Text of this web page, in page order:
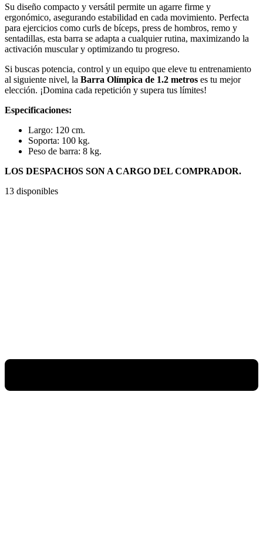
Su diseño compacto y versátil permite un agarre firme y
ergonómico, asegurando estabilidad en cada movimiento. Perfecta
para ejercicios como curls de bíceps, press de hombros, remo y
sentadillas, esta barra se adapta a cualquier rutina, maximizando la
activación muscular y optimizando tu progreso.
Si buscas potencia, control y un equipo que eleve tu entrenamiento
al siguiente nivel, la Barra Olímpica de 1.2 metros es tu mejor
elección. ¡Domina cada repetición y supera tus límites!
Especificaciones:
Largo: 120 cm.
Soporta: 100 kg.
Peso de barra: 8 kg.
LOS DESPACHOS SON A CARGO DEL COMPRADOR.
13 disponibles